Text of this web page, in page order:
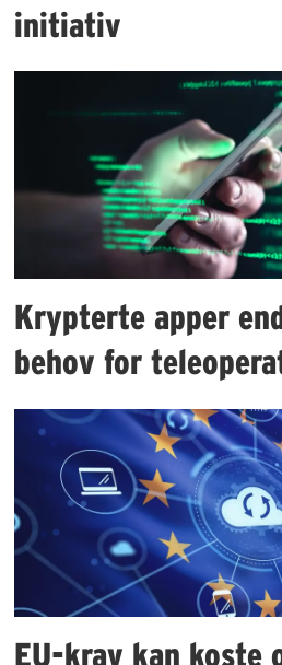
initiativ
Krypterte apper
behov for
EU-krav kan koste